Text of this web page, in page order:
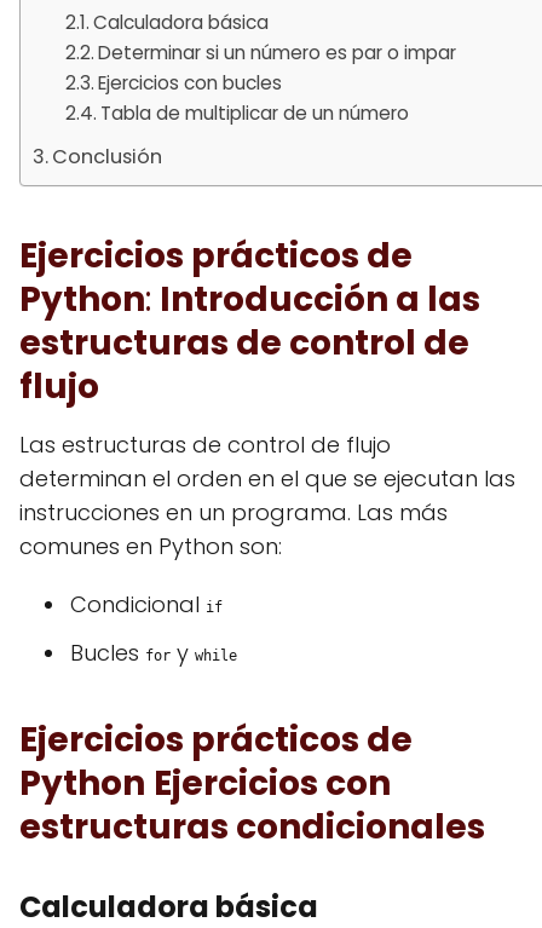
Calculadora básica
Determinar si un número es par o impar
Ejercicios con bucles
Tabla de multiplicar de un número
Conclusión
Ejercicios prácticos de
Python: Introducción a las
estructuras de control de
flujo
Las estructuras de control de flujo
determinan el orden en el que se ejecutan las
instrucciones en un programa. Las más
comunes en Python son:
Condicional if
Bucles for y while
Ejercicios prácticos de
Python Ejercicios con
estructuras condicionales
Calculadora básica